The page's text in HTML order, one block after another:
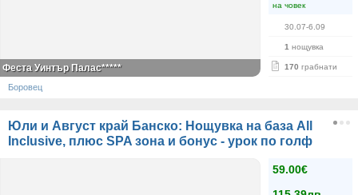
на човек
30.07-6.09
1 нощувка
170 грабнати
Феста Уинтър Палас*****
Боровец
Юли и Август край Банско: Нощувка на база All
Inclusive, плюс SPA зона и бонус - урок по голф
59.00€